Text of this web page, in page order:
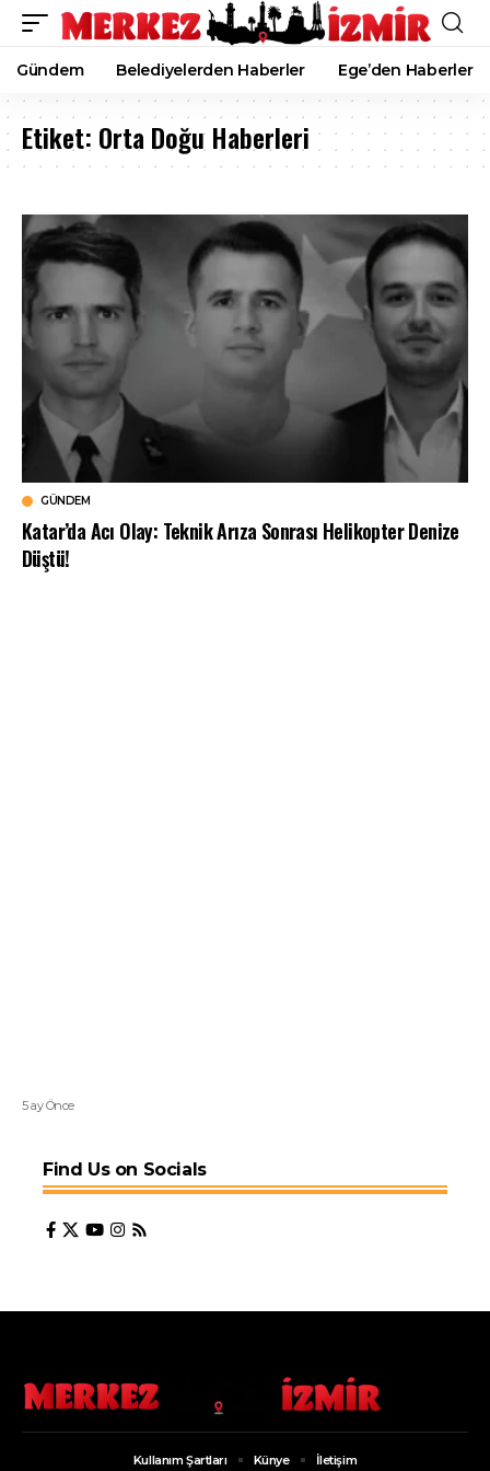
Gündem Belediyelerden Haberler Ege’den Haberler
Etiket: Orta Doğu Haberleri
GÜNDEM
Katar’da Acı Olay: Teknik Arıza Sonrası Helikopter Denize
Düştü!
5 ay Önce
Find Us on Socials
Kullanım Şartları Künye İletişim